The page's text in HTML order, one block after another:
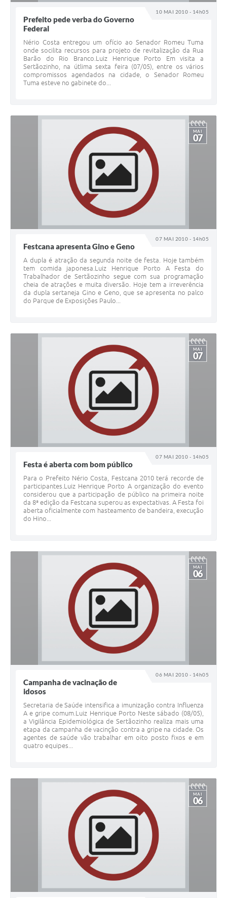
10 MAI 2010 - 14h05
Prefeito pede verba do Governo
Federal
Nério Costa entregou um ofício ao Senador Romeu Tuma
onde socilita recursos para projeto de revitalização da Rua
Barão do Rio Branco.Luiz Henrique Porto Em visita a
Sertãozinho, na útlima sexta feira (07/05), entre os vários
compromissos agendados na cidade, o Senador Romeu
Tuma esteve no gabinete do...
07 MAI 2010 - 14h05
MAI
07
Festcana apresenta Gino e Geno
A dupla é atração da segunda noite de festa. Hoje também
tem comida japonesa.Luiz Henrique Porto A Festa do
Trabalhador de Sertãozinho segue com sua programação
cheia de atrações e muita diversão. Hoje tem a irreverência
da dupla sertaneja Gino e Geno, que se apresenta no palco
do Parque de Exposições Paulo...
07 MAI 2010 - 14h05
MAI
07
Festa é aberta com bom público
Para o Prefeito Nério Costa, Festcana 2010 terá recorde de
participantes.Luiz Henrique Porto A organização do evento
considerou que a participação de público na primeira noite
da 8ª edição da Festcana superou as expectativas. A Festa foi
aberta oficialmente com hasteamento de bandeira, execução
do Hino...
06 MAI 2010 - 14h05
MAI
06
Campanha de vacinação de
idosos
Secretaria de Saúde intensifica a imunização contra Influenza
A e gripe comum.Luiz Henrique Porto Neste sábado (08/05),
a Vigilância Epidemiológica de Sertãozinho realiza mais uma
etapa da campanha de vacinção contra a gripe na cidade. Os
agentes de saúde vão trabalhar em oito posto fixos e em
quatro equipes...
MAI
06